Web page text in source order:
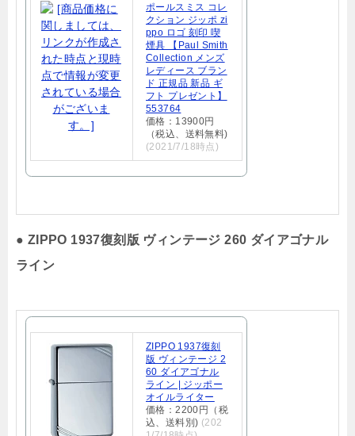
ポールスミス コレ
クション ジッポ zi
ppo ロゴ 刻印 喫
煙具 【Paul Smith
Collection メンズ
レディース ブラン
ド 正規品 新品 ギ
フト プレゼント】
553764
価格：13900円
（税込、送料無料)
(2021/7/18時点)
● ZIPPO 1937復刻版 ヴィンテージ 260 ダイアゴナル
ライン
ZIPPO 1937復刻
版 ヴィンテージ 2
60 ダイアゴナル
ライン | ジッポー
オイルライター
価格：2200円（税
込、送料別) (202